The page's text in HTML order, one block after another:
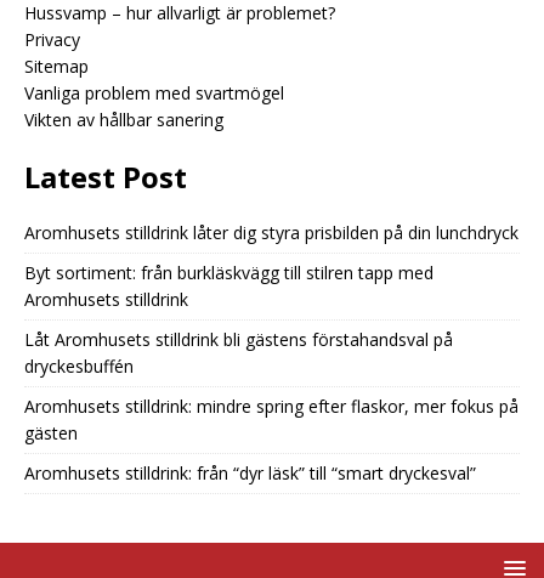
Hussvamp – hur allvarligt är problemet?
Privacy
Sitemap
Vanliga problem med svartmögel
Vikten av hållbar sanering
Latest Post
Aromhusets stilldrink låter dig styra prisbilden på din lunchdryck
Byt sortiment: från burkläskvägg till stilren tapp med
Aromhusets stilldrink
Låt Aromhusets stilldrink bli gästens förstahandsval på
dryckesbuffén
Aromhusets stilldrink: mindre spring efter flaskor, mer fokus på
gästen
Aromhusets stilldrink: från “dyr läsk” till “smart dryckesval”